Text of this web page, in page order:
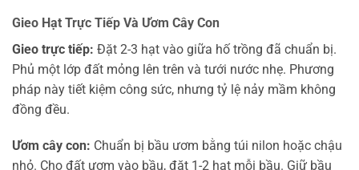
Gieo Hạt Trực Tiếp Và Ươm Cây Con
Gieo trực tiếp: Đặt 2-3 hạt vào giữa hố trồng đã chuẩn bị.
Phủ một lớp đất mỏng lên trên và tưới nước nhẹ. Phương
pháp này tiết kiệm công sức, nhưng tỷ lệ nảy mầm không
đồng đều.
Ươm cây con: Chuẩn bị bầu ươm bằng túi nilon hoặc chậu
nhỏ. Cho đất ươm vào bầu, đặt 1-2 hạt mỗi bầu. Giữ bầu